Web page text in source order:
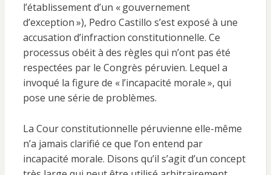
l’établissement d’un « gouvernement
d’exception »), Pedro Castillo s’est exposé à une
accusation d’infraction constitutionnelle. Ce
processus obéit à des règles qui n’ont pas été
respectées par le Congrès péruvien. Lequel a
invoqué la figure de « l’incapacité morale », qui
pose une série de problèmes.
La Cour constitutionnelle péruvienne elle-même
n’a jamais clarifié ce que l’on entend par
incapacité morale. Disons qu’il s’agit d’un concept